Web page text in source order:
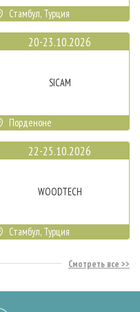
Стамбул, Турция
20-23.10.2026
SICAM
Порденоне
22-25.10.2026
WOODTECH
Стамбул, Турция
Смотреть все